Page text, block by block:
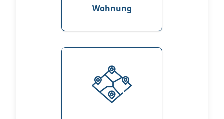
Wohnung